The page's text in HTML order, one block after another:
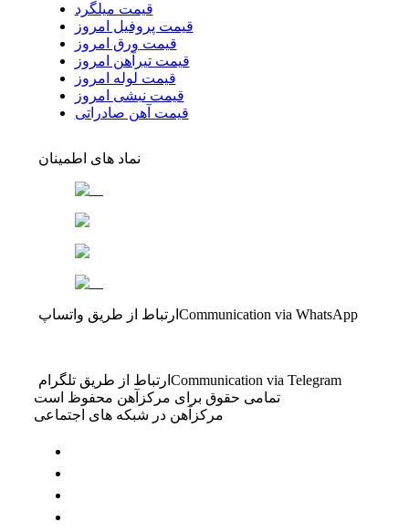
قیمت میلگرد
قیمت پروفیل امروز
قیمت ورق امروز
قیمت تیرآهن امروز
قیمت لوله امروز
قیمت نبشی امروز
قیمت آهن صادراتی
نماد های اطمینان
ارتباط از طریق واتساپ Communication via WhatsApp
ارتباط از طریق تلگرام Communication via Telegram
تمامی حقوق برای مرکزآهن محفوظ است
مرکزآهن در شبکه های اجتماعی